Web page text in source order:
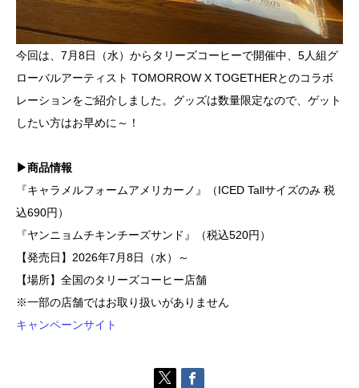
今回は、7月8日（水）からタリーズコーヒーで開催中、5人組グ
ローバルアーティスト TOMORROW X TOGETHERとのコラボ
レーションをご紹介しました。グッズは数量限定なので、ゲット
したい方はお早めに～！
▶商品情報
『キャラメルフォームアメリカーノ』（ICED Tallサイズのみ 税
込690円）
『ヤンニョムチキンチーズサンド』（税込520円）
【発売日】2026年7月8日（水）～
【場所】全国のタリーズコーヒー店舗
※一部の店舗ではお取り扱いがありません
キャンペーンサイト